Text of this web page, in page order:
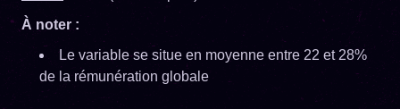
À noter :
Le variable se situe en moyenne entre 22 et 28%
de la rémunération globale